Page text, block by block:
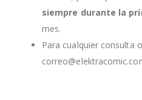
siempre durante la
mes.
Para cualquier consulta